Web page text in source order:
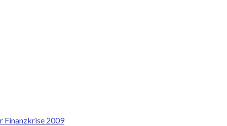
Finanzkrise 2009